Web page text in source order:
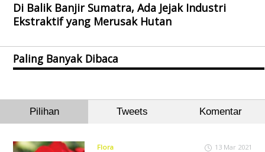
Di Balik Banjir Sumatra, Ada Jejak Industri
Ekstraktif yang Merusak Hutan
Paling Banyak Dibaca
Pilihan Tweets Komentar
Flora 13 Mar 2021